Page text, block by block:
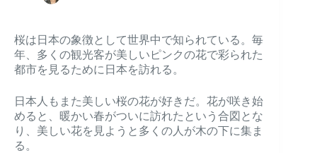
桜は日本の象徴として世界中で知られている。毎
年、多くの観光客が美しいピンクの花で彩られた
都市を見るために日本を訪れる。
日本人もまた美しい桜の花が好きだ。花が咲き始
めると、暖かい春がついに訪れたという合図とな
り、美しい花を見ようと多くの人が木の下に集ま
る。